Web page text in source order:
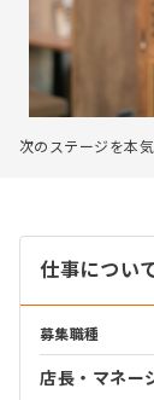
次のステージを本
仕事につい
募集職種
店長・マネー